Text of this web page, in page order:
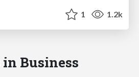
1 1.2k
Business